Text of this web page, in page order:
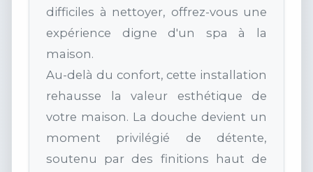
difficiles à nettoyer, offrez-vous une
expérience digne d'un spa à la
maison.
Au-delà du confort, cette installation
rehausse la valeur esthétique de
votre maison. La douche devient un
moment privilégié de détente,
soutenu par des finitions haut de